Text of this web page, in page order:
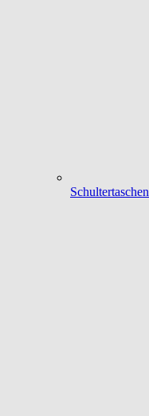
Schultertaschen